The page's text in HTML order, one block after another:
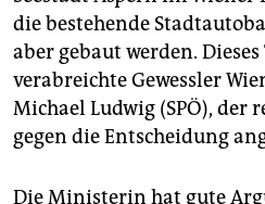
die bestehende
aber gebaut werden.
verabreichte Gewessler
Michael Ludwig (SPÖ), der
gegen die Entscheidung
Die Ministerin hat gute